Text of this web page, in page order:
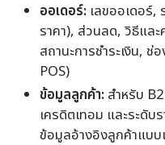
ออเดอร์:เลขออเดอร์,
ราคา), ส่วนลด, วิธีแล
สถานะการชำระเงิน, ช่
POS)
ข้อมูลลูกค้า:สำหรับ
เครดิตเทอม และระดับ
ข้อมูลอ้างอิงลูกค้าแบบ